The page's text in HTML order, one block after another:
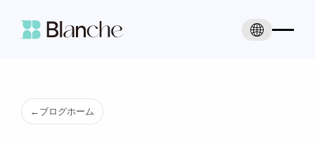
← ブログホーム